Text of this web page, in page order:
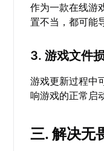
作为一款在线游
置不当，都可能
3. 游戏文件
游戏更新过程中
响游戏的正常启
三. 解决无